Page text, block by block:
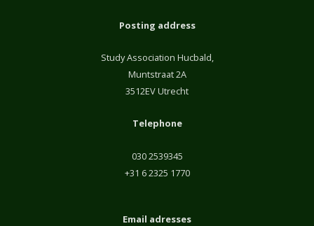
Posting address
Study Association Hucbald,
Muntstraat 2A
3512EV Utrecht
Telephone
030 2539345
+31 6 2325 1770
Email adresses